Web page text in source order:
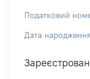
Податковий
Дата